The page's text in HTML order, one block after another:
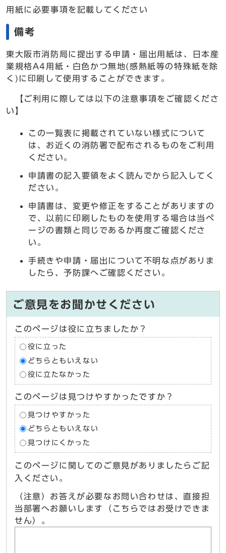
用紙に必要事項を記載してください
備考
東大阪市消防局に提出する申請・届出用紙は、日本産
業規格A4用紙・白色かつ無地(感熱紙等の特殊紙を除
く)に印刷して使用することができます。
【ご利用に際しては以下の注意事項をご確認くださ
い】
この一覧表に掲載されていない様式について
は、お近くの消防署で配布されるものをご利用
ください。
申請書の記入要領をよく読んでから記入してく
ださい。
申請書は、変更や修正をすることがありますの
で、以前に印刷したものを使用する場合は当ペ
ージの書類と同じであるか再度ご確認くださ
い。
手続きや申請・届出について不明な点がありま
したら、予防課へご確認ください。
ご意見をお聞かせください
このページは役に立ちましたか？
役に立った
どちらともいえない
役に立たなかった
このページは見つけやすかったですか？
見つけやすかった
どちらともいえない
見つけにくかった
このページに関してのご意見がありましたらご記
入ください。
（注意）お答えが必要なお問い合わせは、直接担
当部署へお願いします（こちらではお受けできま
せん）。